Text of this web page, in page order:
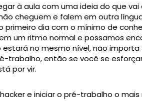
à aula com uma ideia do que
cheguem e falem em outra
primeiro dia com o mínimo de
um ritmo normal e possamos
estará no mesmo nível, não
trabalho, então se você se
por vir.
e iniciar o pré-trabalho o